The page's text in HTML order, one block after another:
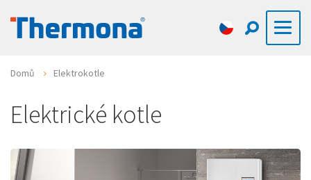
Domů Elektrokotle
Elektrické kotle